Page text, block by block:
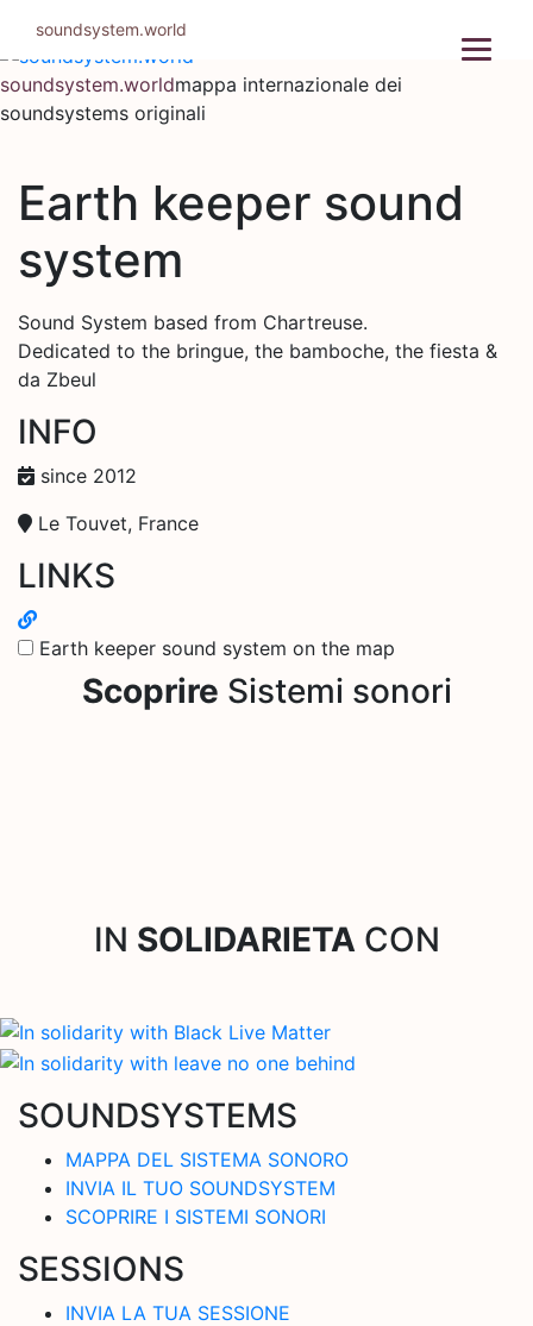
contenuto
soundsystem.worldmappa internazionale dei
soundsystems originali
Earth keeper sound
system
Sound System based from Chartreuse.
Dedicated to the bringue, the bamboche, the fiesta &
da Zbeul
INFO
since 2012
Le Touvet, France
LINKS
Earth keeper sound system on the map
Scoprire Sistemi sonori
IN SOLIDARIETA CON
SOUNDSYSTEMS
MAPPA DEL SISTEMA SONORO
INVIA IL TUO SOUNDSYSTEM
SCOPRIRE I SISTEMI SONORI
SESSIONS
INVIA LA TUA SESSIONE
soundsystem.world